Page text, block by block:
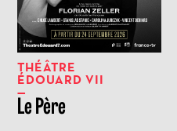
THÉÂTRE
ÉDOUARD VII
Le Père